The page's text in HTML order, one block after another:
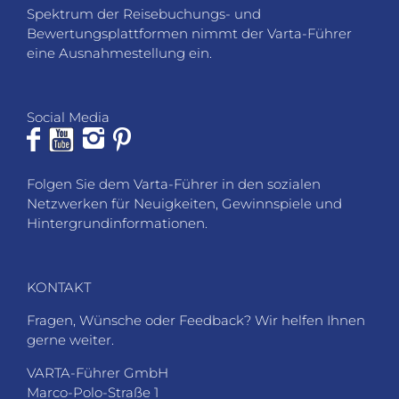
Spektrum der Reisebuchungs- und
Bewertungsplattformen nimmt der Varta-Führer
eine Ausnahmestellung ein.
Social Media
Folgen Sie dem Varta-Führer in den sozialen
Netzwerken für Neuigkeiten, Gewinnspiele und
Hintergrundinformationen.
KONTAKT
Fragen, Wünsche oder Feedback? Wir helfen Ihnen
gerne weiter.
VARTA-Führer GmbH
Marco-Polo-Straße 1